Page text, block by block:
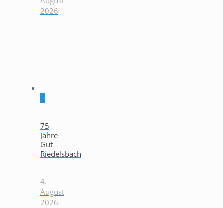
2026
75
Jahre
Gut
Riedelsbach
4.
August
2026